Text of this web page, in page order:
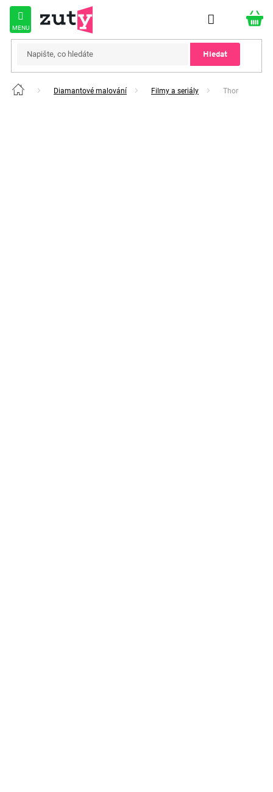
Přejít
obsah
Hledat
Domů Diamantové malování Filmy a seriály Thor